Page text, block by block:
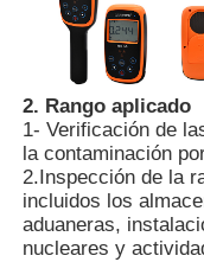
Solicitar una
Detector de
Dosímetro
2. Rango aplicado
1- Verificación de
la contaminación
2.Inspección de la
incluidos los
aduaneras,
nucleares y